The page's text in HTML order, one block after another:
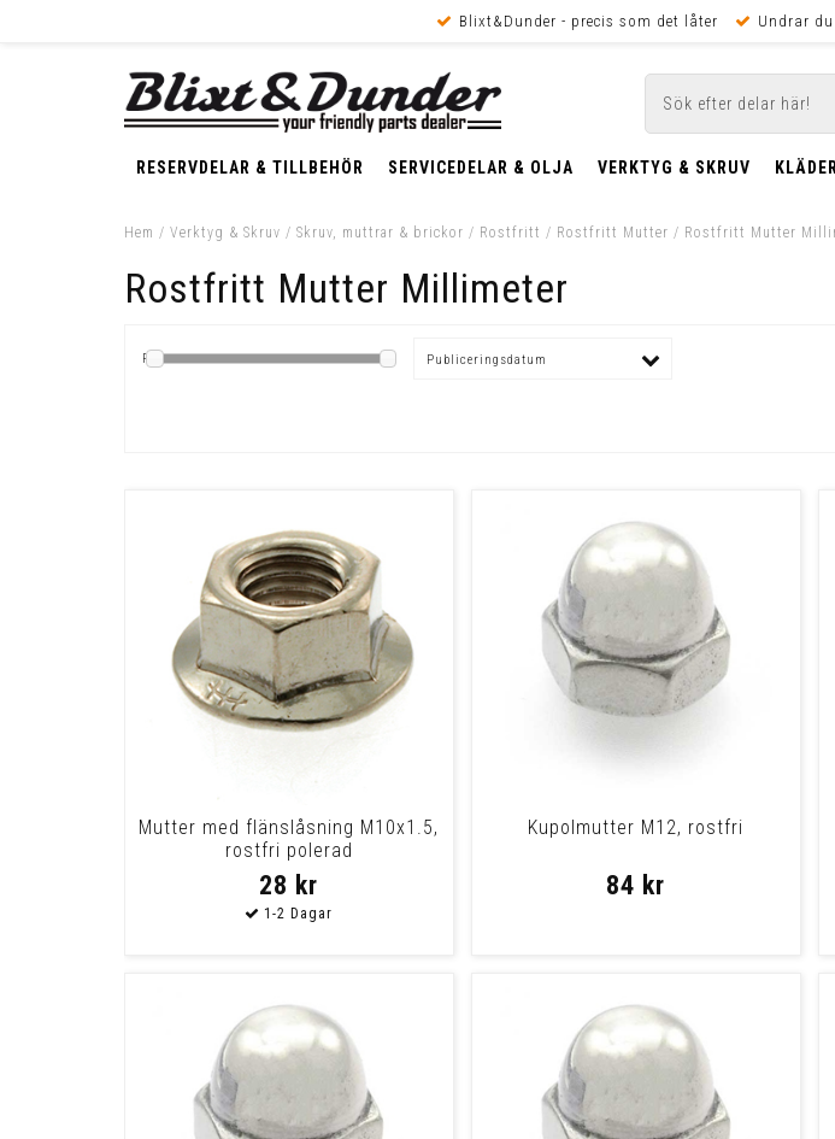
Blixt&Dunder - precis som det låter Undrar
RESERVDELAR & TILLBEHÖR SERVICEDELAR & OLJA VERKTYG & SKRUV
Hem / Verktyg & Skruv / Skruv, muttrar & brickor / Rostfritt / Rostfritt Mutter / Rostfritt Mutter
Rostfritt Mutter Millimeter
Publiceringsdatum
Pris
Mutter med flänslåsning M10x1.5,
rostfri polerad
28 kr
Kupolmutter M12, rostfri
84 kr